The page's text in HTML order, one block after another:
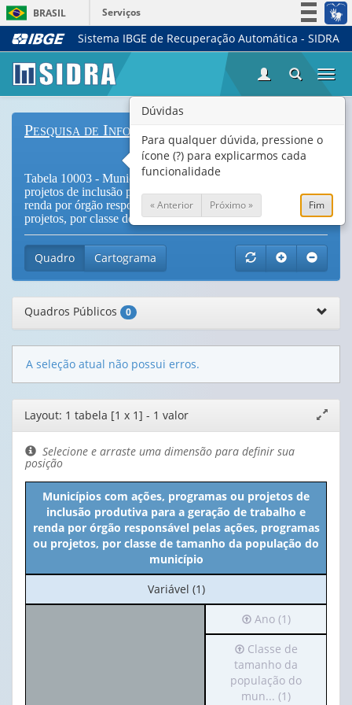
BRASIL
Serviços
Simplifique!
Acesso à informação
Canais
Sistema IBGE de Recuperação Automática - SIDRA
Pesquisa de Informações Básicas Municipais
Tabela 10003 - Municípios com ações, programas ou
projetos de inclusão produtiva para a geração de trabalho e
renda por órgão responsável pelas ações, programas ou
projetos, por classe de tamanho da população do município
Quadro Cartograma
Quadros Públicos 0
A seleção atual não possui erros.
Editor
de
layout
janela
Layout: 1 tabela [1 x 1] - 1 valor
Selecione e arraste uma dimensão para definir sua
posição
Municípios com ações, programas ou projetos de
inclusão produtiva para a geração de trabalho e
renda por órgão responsável pelas ações, programas
ou projetos, por classe de tamanho da população do
município
No
cabeçalho:
Variável (1)
Irá
para
o
cabeçalho
(possui
apenas
Ano (1)
Irá
para
o
cabeçalho
Classe de
tamanho da
população do
mun... (1)
Dúvidas
Para qualquer dúvida, pressione o
ícone (?) para explicarmos cada
funcionalidade
« Anterior Próximo » Fim